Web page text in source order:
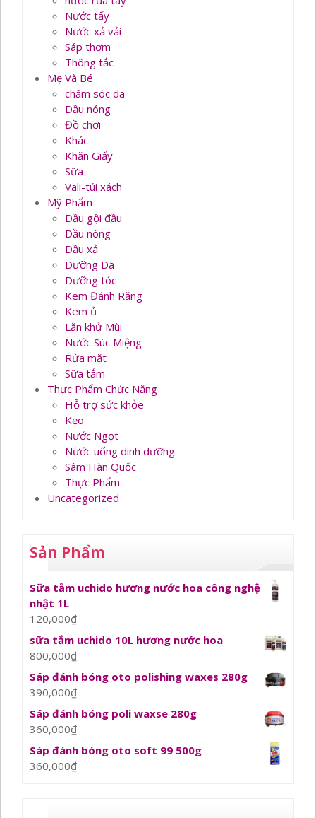
Nước tẩy
Nước xả vải
Sáp thơm
Thông tắc
Mẹ Và Bé
chăm sóc da
Dầu nóng
Đồ chơi
Khác
Khăn Giấy
Sữa
Vali-túi xách
Mỹ Phẩm
Dầu gội đầu
Dầu nóng
Dầu xả
Dưỡng Da
Dưỡng tóc
Kem Đánh Răng
Kem ủ
Lăn khử Mùi
Nước Súc Miệng
Rửa mặt
Sữa tắm
Thực Phẩm Chức Năng
Hỗ trợ sức khỏe
Kẹo
Nước Ngọt
Nước uống dinh dưỡng
Sâm Hàn Quốc
Thực Phẩm
Uncategorized
Sản Phẩm
Sữa tắm uchido hương nước hoa công nghệ
nhật 1L
120,000₫
sữa tắm uchido 10L hương nước hoa
800,000₫
Sáp đánh bóng oto polishing waxes 280g
390,000₫
Sáp đánh bóng poli waxse 280g
360,000₫
Sáp đánh bóng oto soft 99 500g
360,000₫